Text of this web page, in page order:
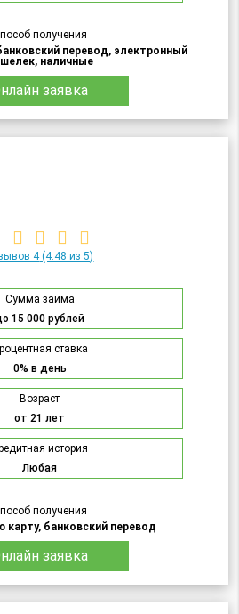
получения
перевод, электронный
наличные
заявка
4(4.48 из 5)
Сумма займа
15 000 рублей
ставка
0% в день
Возраст
от 21 лет
история
Любая
получения
карту, банковский перевод
заявка